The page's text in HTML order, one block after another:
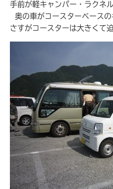
手前が軽キャンパー・ラクネル
奥の車がコースターベースの
さすがコースターは大きくて